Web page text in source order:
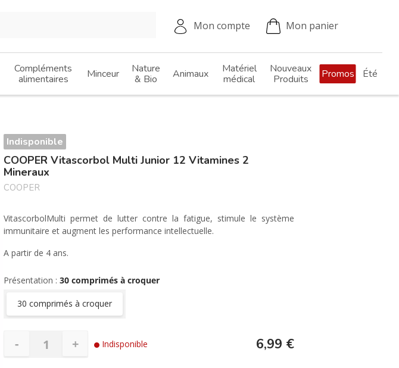
Mon compte Mon panier
Compléments
alimentaires
Minceur
Nature
& Bio
Animaux
Matériel
médical
Nouveaux
Produits
Promos Été
Indisponible
COOPER Vitascorbol Multi Junior 12 Vitamines 2
Mineraux
COOPER
VitascorbolMulti permet de lutter contre la fatigue, stimule le système
immunitaire et augment les performance intellectuelle.
A partir de 4 ans.
Présentation : 30 comprimés à croquer
30 comprimés à croquer
Indisponible
- + 6,99 €